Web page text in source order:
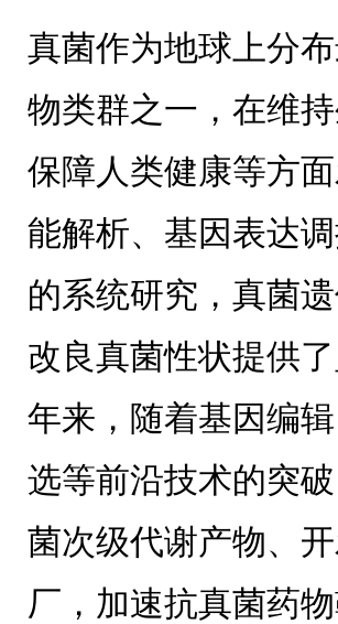
真菌作为地球上分
物类群之一，在维
保障人类健康等方
能解析、基因表达
的系统研究，真菌
改良真菌性状提供
年来，随着基因编
选等前沿技术的突
菌次级代谢产物、
厂，加速抗真菌药